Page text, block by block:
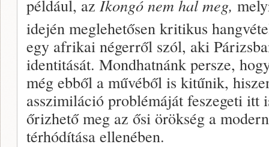
például, az Ikongó nem hal meg,
idején meglehetősen kritikus
egy afrikai négerről szól, aki
identitását. Mondhatnánk persze,
még ebből a művéből is kitűnik,
asszimiláció problémáját feszegeti itt
őrizhető meg az ősi örökség a
térhódítása ellenében.